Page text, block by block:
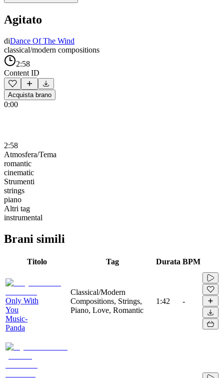
Agitato
diDance Of The Wind
classical/modern compositions
2:58
Content ID
Acquista brano
0:00
2:58
Atmosfera/Tema
romantic
cinematic
Strumenti
strings
piano
Altri tag
instrumental
Brani simili
Titolo Tag Durata BPM
Only With
You
Music-
Panda
Classical/Modern
Compositions, Strings,
Piano, Love, Romantic
1:42 -